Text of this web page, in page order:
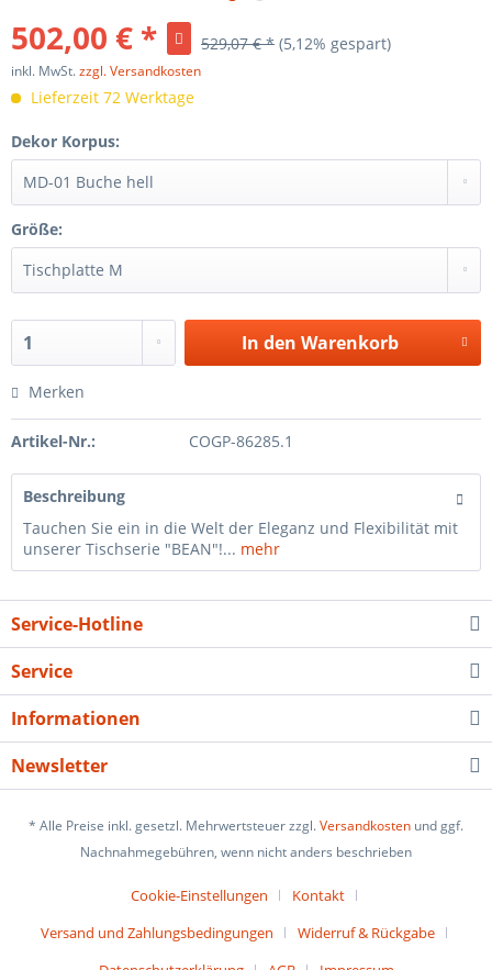
502,00 € * 529,07 € * (5,12% gespart)
inkl. MwSt.zzgl. Versandkosten
Lieferzeit 72 Werktage
Dekor Korpus:
Größe:
In den Warenkorb
Merken
Artikel-Nr.: COGP-86285.1
Beschreibung
Tauchen Sie ein in die Welt der Eleganz und Flexibilität mit
unserer Tischserie "BEAN"!... mehr
Service-Hotline
Service
Informationen
Newsletter
* Alle Preise inkl. gesetzl. Mehrwertsteuer zzgl.Versandkosten und ggf.
Nachnahmegebühren, wenn nicht anders beschrieben
Cookie-Einstellungen
Kontakt
Versand und Zahlungsbedingungen
Widerruf & Rückgabe